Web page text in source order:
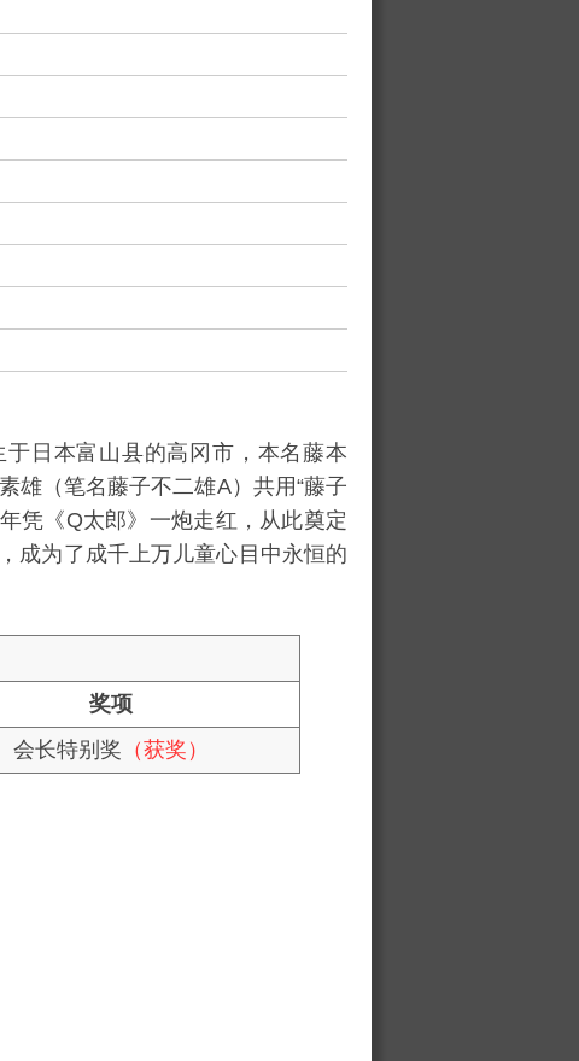
于日本富山县的高冈市，本名藤本
雄（笔名藤子不二雄A）共用“藤子
凭《Q太郎》一炮走红，从此奠定
成为了成千上万儿童心目中永恒的
奖项
会长特别奖 （获奖）